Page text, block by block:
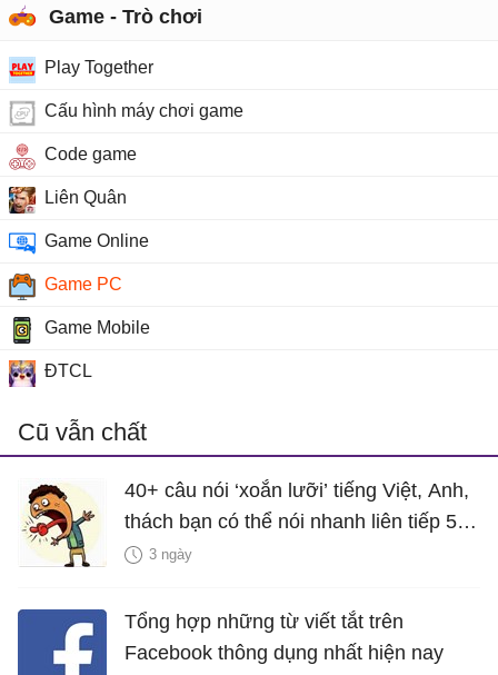
Game - Trò chơi
Play Together
Cấu hình máy chơi game
Code game
Liên Quân
Game Online
Game PC
Game Mobile
ĐTCL
Cũ vẫn chất
40+ câu nói ‘xoắn lưỡi’ tiếng Việt, Anh,
thách bạn có thể nói nhanh liên tiếp 5
lần mà vẫn trôi chảy
3 ngày
Tổng hợp những từ viết tắt trên
Facebook thông dụng nhất hiện nay